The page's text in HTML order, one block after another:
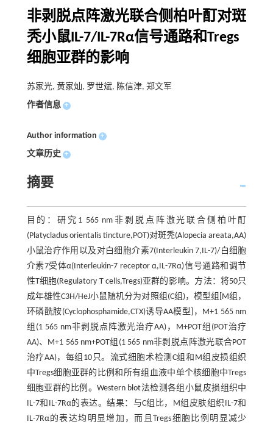
非剥脱点阵激光联合侧柏叶酊对斑
秃小鼠IL-7/IL-7Rα信号通路和Tregs
细胞亚群的影响
苏家光, 黄家灿, 罗世斌, 陈信津, 郑文军
作者信息 +
Author information +
文章历史 +
摘要
目的：研究1 565 nm非剥脱点阵激光联合侧柏叶酊
(Platycladus orientalis tincture,POT)对斑秃(Alopecia areata,AA)
小鼠治疗作用以及对白细胞介素7(Interleukin 7,IL-7)/白细胞
介素7受体α(Interleukin-7 receptor α,IL-7Rα)信号通路和调节
性T细胞(Regulatory T cells,Tregs)亚群的影响。方法：将50只
成年雄性C3H/HeJ小鼠随机分为对照组(C组)，模型组[M组，
环磷酰胺(Cyclophosphamide,CTX)诱导AA模型]，M+1 565 nm
组(1 565 nm非剥脱点阵激光治疗AA)，M+POT组(POT治疗
AA)、M+1 565 nm+POT组(1 565 nm非剥脱点阵激光联合POT
治疗AA)，每组10只。流式细胞术检测C组和M组皮损组织
中Tregs细胞亚群的比例和所有组血液中单个核细胞中Tregs
细胞亚群的比例。Western blot法检测各组小鼠皮损组织中
IL-7和IL-7Rα的表达。结果：与C组比，M组皮肤组织IL-7和
IL-7Rα的表达均明显增加，而且Tregs细胞比例明显减少